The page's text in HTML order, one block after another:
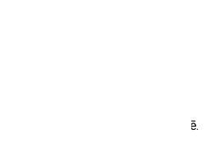
kopīgam mērķim. Esmu
jau no paša sākuma tajā
visi kopā varējām par to
kolekcija un mākslas darbi,
vērtīgais šajā visā ir
tapis ļoti grūtā laikā. Un
redzu, ka publika to ļoti novērtē.